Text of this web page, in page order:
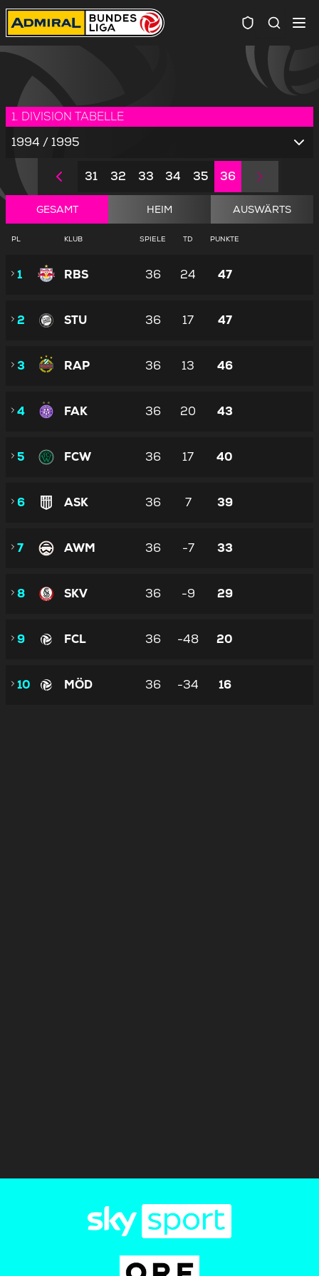
1. DIVISION TABELLE
1994 / 1995
31 32 33 34 35 36
GESAMT HEIM AUSWÄRTS
PL KLUB SPIELE TD PUNKTE
1 RBS 36 24 47
2 STU 36 17 47
3 RAP 36 13 46
4 FAK 36 20 43
5 FCW 36 17 40
6 ASK 36 7 39
7 AWM 36 -7 33
8 SKV 36 -9 29
9 FCL 36 -48 20
10 MÖD 36 -34 16